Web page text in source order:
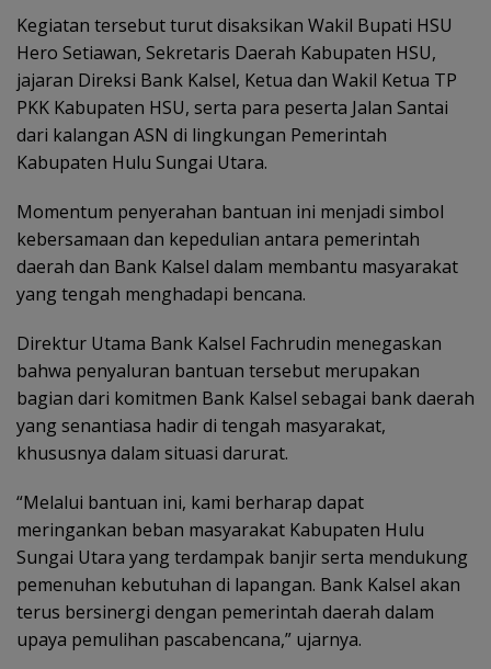
Kegiatan tersebut turut disaksikan Wakil Bupati HSU
Hero Setiawan, Sekretaris Daerah Kabupaten HSU,
jajaran Direksi Bank Kalsel, Ketua dan Wakil Ketua TP
PKK Kabupaten HSU, serta para peserta Jalan Santai
dari kalangan ASN di lingkungan Pemerintah
Kabupaten Hulu Sungai Utara.
Momentum penyerahan bantuan ini menjadi simbol
kebersamaan dan kepedulian antara pemerintah
daerah dan Bank Kalsel dalam membantu masyarakat
yang tengah menghadapi bencana.
Direktur Utama Bank Kalsel Fachrudin menegaskan
bahwa penyaluran bantuan tersebut merupakan
bagian dari komitmen Bank Kalsel sebagai bank daerah
yang senantiasa hadir di tengah masyarakat,
khususnya dalam situasi darurat.
“Melalui bantuan ini, kami berharap dapat
meringankan beban masyarakat Kabupaten Hulu
Sungai Utara yang terdampak banjir serta mendukung
pemenuhan kebutuhan di lapangan. Bank Kalsel akan
terus bersinergi dengan pemerintah daerah dalam
upaya pemulihan pascabencana,” ujarnya.